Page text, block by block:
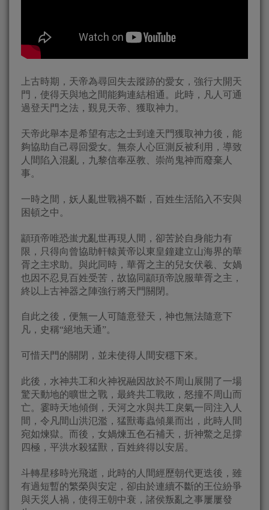
上古時期，天帝為尋回失去蹤跡的愛女，強行大開天
門，使得天與地之間能夠連結相通。此時，凡人可通
過登天門之法，覲見天帝、獲取神力。
天帝此舉本是希望有志之士到達天門獲取神力後，能
夠協助自己尋回愛女。無奈人心叵測反被利用，導致
人間陷入混亂，九黎信奉巫教、崇尚鬼神而廢棄人
事。
一時之間，妖人亂世戰禍不斷，百姓生活陷入不安與
困頓之中。
顓頊帝唯恐蚩尤亂世再現人間，卻苦於自身能力有
限，只得向曾協助軒轅黃帝以東皇鐘建立山海界的華
胥之主求助。與此同時，華胥之主的兒女伏羲、女媧
也因不忍見百姓受苦，故協同顓頊帝說服華胥之主，
終以上古神器之陣強行將天門關閉。
自此之後，便無一人可隨意登天，神也無法隨意下
凡，史稱“絕地天通”。
可惜天門的關閉，並未使得人間安穩下來。
此後，水神共工和火神祝融因故於不周山展開了一場
驚天動地的曠世之戰，最終共工戰敗，怒撞不周山而
亡。霎時天地傾倒，天河之水與共工戾氣一同注入人
間，令凡間山洪氾濫，猛獸毒蟲傾巢而出，此時人間
宛如煉獄。而後，女媧煉五色石補天，折神鱉之足撐
四極，平洪水殺猛獸，百姓終得以安居。
斗轉星移時光飛逝，此時的人間經歷朝代更迭後，雖
有過短暫的繁榮與安定，卻由於連續不斷的王位紛爭
與天災人禍，使得王朝中衰，諸侯叛亂之事屢屢發